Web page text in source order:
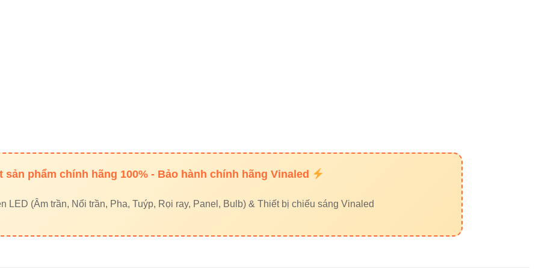
>30.000 giờ
IP40
sản phẩm chính hãng 100% - Bảo hành chính hãng Vinaled
LED (Âm trần, Nổi trần, Pha, Tuýp, Rọi ray, Panel, Bulb) & Thiết bị chiếu sáng Vinaled